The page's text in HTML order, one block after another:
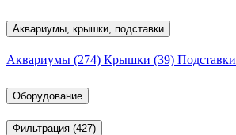
Аквариумы, крышки, подставки
Аквариумы (274) Крышки (39) Подставки
Оборудование
Фильтрация (427)